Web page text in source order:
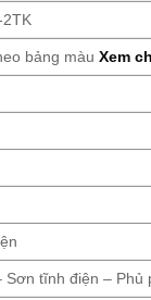
2TK
bảng màuXem
Sơn tĩnh điện – Phủ